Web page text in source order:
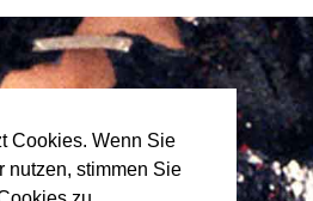
Cookies. Wenn Sie
nutzen, stimmen Sie